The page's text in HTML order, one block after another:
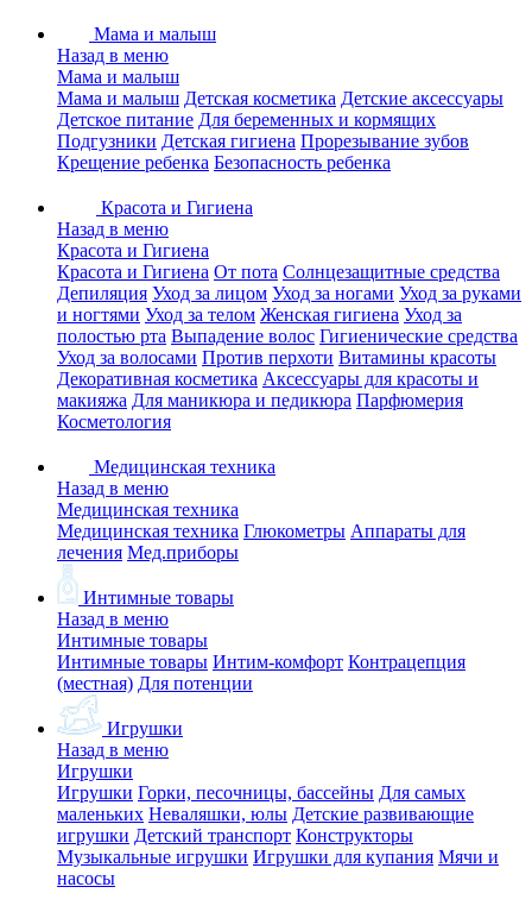
Мама и малыш
Назад в меню
Мама и малыш
Мама и малыш Детская косметика Детские аксессуары
Детское питание Для беременных и кормящих
Подгузники Детская гигиена Прорезывание зубов
Крещение ребенка Безопасность ребенка
Красота и Гигиена
Назад в меню
Красота и Гигиена
Красота и Гигиена От пота Солнцезащитные средства
Депиляция Уход за лицом Уход за ногами Уход за руками
и ногтями Уход за телом Женская гигиена Уход за
полостью рта Выпадение волос Гигиенические средства
Уход за волосами Против перхоти Витамины красоты
Декоративная косметика Аксессуары для красоты и
макияжа Для маникюра и педикюра Парфюмерия
Косметология
Медицинская техника
Назад в меню
Медицинская техника
Медицинская техника Глюкометры Аппараты для
лечения Мед.приборы
Интимные товары
Назад в меню
Интимные товары
Интимные товары Интим-комфорт Контрацепция
(местная) Для потенции
Игрушки
Назад в меню
Игрушки
Игрушки Горки, песочницы, бассейны Для самых
маленьких Неваляшки, юлы Детские развивающие
игрушки Детский транспорт Конструкторы
Музыкальные игрушки Игрушки для купания Мячи и
насосы